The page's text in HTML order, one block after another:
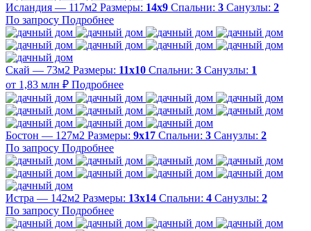
Исландия — 117м2 Размеры: 14х9 Спальни: 3 Санузлы: 2
По запросу Подробнее
Скай — 73м2 Размеры: 11х10 Спальни: 3 Санузлы: 1
от 1,83 млн ₽ Подробнее
Бостон — 127м2 Размеры: 9х17 Спальни: 3 Санузлы: 2
По запросу Подробнее
Истра — 142м2 Размеры: 13х14 Спальни: 4 Санузлы: 2
По запросу Подробнее